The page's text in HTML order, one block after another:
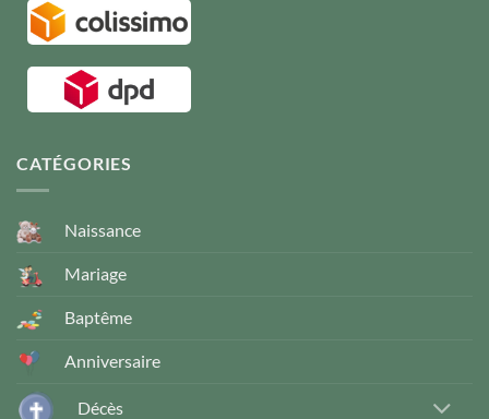
CATÉGORIES
Naissance
Mariage
Baptême
Anniversaire
Décès